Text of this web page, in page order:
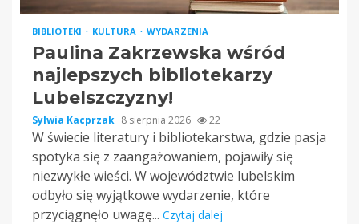
BIBLIOTEKI KULTURA WYDARZENIA
Paulina Zakrzewska wśród
najlepszych bibliotekarzy
Lubelszczyzny!
Sylwia Kacprzak 8 sierpnia 2026 22
W świecie literatury i bibliotekarstwa, gdzie pasja
spotyka się z zaangażowaniem, pojawiły się
niezwykłe wieści. W województwie lubelskim
odbyło się wyjątkowe wydarzenie, które
przyciągnęło uwagę... Czytaj dalej